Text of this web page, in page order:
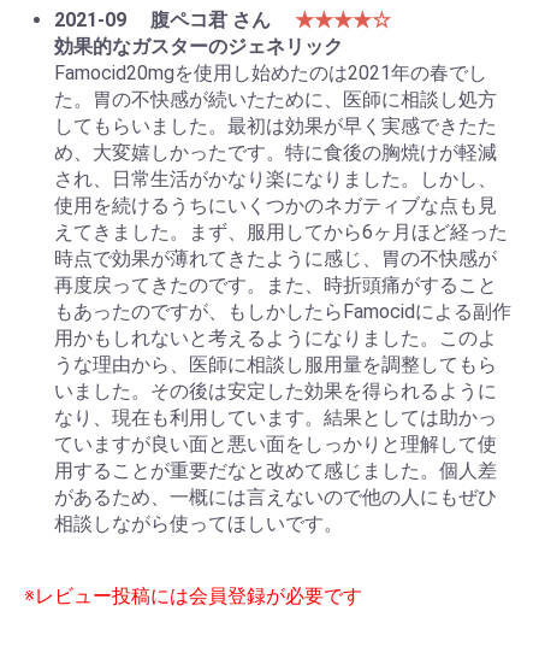
2021-09
腹ペコ君 さん
★★★★☆
効果的なガスターのジェネリック
Famocid20mgを使用し始めたのは2021年の春でし
た。胃の不快感が続いたために、医師に相談し処方
してもらいました。最初は効果が早く実感できたた
め、大変嬉しかったです。特に食後の胸焼けが軽減
され、日常生活がかなり楽になりました。しかし、
使用を続けるうちにいくつかのネガティブな点も見
えてきました。まず、服用してから6ヶ月ほど経った
時点で効果が薄れてきたように感じ、胃の不快感が
再度戻ってきたのです。また、時折頭痛がすること
もあったのですが、もしかしたらFamocidによる副作
用かもしれないと考えるようになりました。このよ
うな理由から、医師に相談し服用量を調整してもら
いました。その後は安定した効果を得られるように
なり、現在も利用しています。結果としては助かっ
ていますが良い面と悪い面をしっかりと理解して使
用することが重要だなと改めて感じました。個人差
があるため、一概には言えないので他の人にもぜひ
相談しながら使ってほしいです。
※レビュー投稿には会員登録が必要です